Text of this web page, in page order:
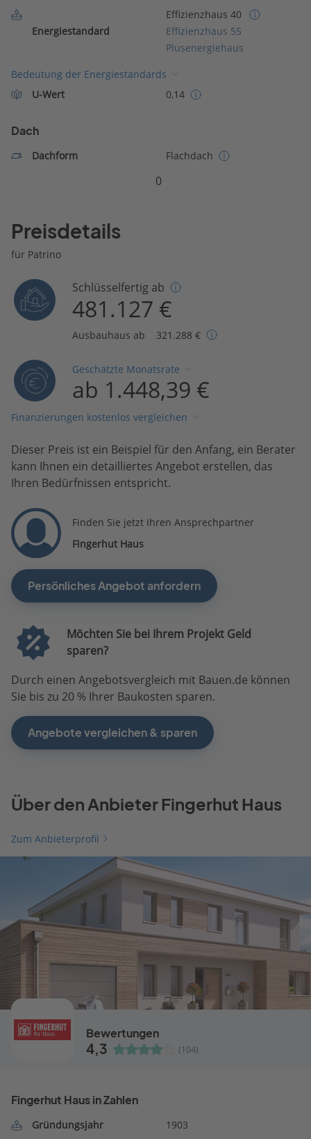
Energiestandard
Effizienzhaus 40
Effizienzhaus 55
Plusenergiehaus
Bedeutung der Energiestandards
U-Wert
0,14
Dach
Dachform Flachdach
0
Preisdetails
für Patrino
Schlüsselfertig ab
481.127 €
Ausbauhaus ab 321.288 €
Geschätzte Monatsrate
ab 1.448,39 €
Finanzierungen kostenlos vergleichen
Dieser Preis ist ein Beispiel für den Anfang, ein Berater
kann Ihnen ein detailliertes Angebot erstellen, das
Ihren Bedürfnissen entspricht.
Finden Sie jetzt Ihren Ansprechpartner
Fingerhut Haus
Persönliches Angebot anfordern
Möchten Sie bei Ihrem Projekt Geld
sparen?
Durch einen Angebotsvergleich mit Bauen.de können
Sie bis zu 20 % Ihrer Baukosten sparen.
Angebote vergleichen & sparen
Über den Anbieter Fingerhut Haus
Zum Anbieterprofil
Bewertungen
4,3 (104)
Fingerhut Haus in Zahlen
Gründungsjahr
1903